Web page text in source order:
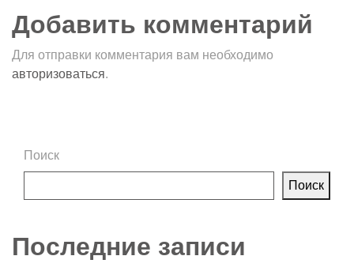
Добавить комментарий
Для отправки комментария вам необходимо
авторизоваться.
Поиск
Поиск
Последние записи